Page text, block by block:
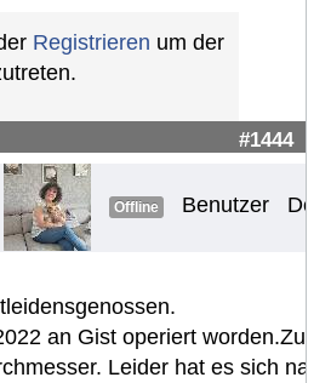
Registrieren um der
#1444
Offline Benutzer Der
an Gist operiert
Leider hat es sich